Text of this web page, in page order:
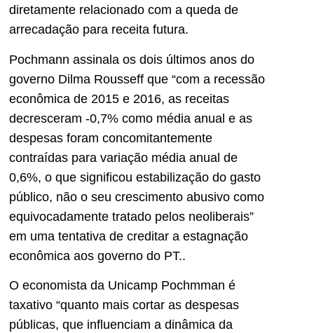
diretamente relacionado com a queda de
arrecadação para receita futura.
Pochmann assinala os dois últimos anos do
governo Dilma Rousseff que “com a recessão
econômica de 2015 e 2016, as receitas
decresceram -0,7% como média anual e as
despesas foram concomitantemente
contraídas para variação média anual de
0,6%, o que significou estabilização do gasto
público, não o seu crescimento abusivo como
equivocadamente tratado pelos neoliberais”
em uma tentativa de creditar a estagnação
econômica aos governo do PT..
O economista da Unicamp Pochmman é
taxativo “quanto mais cortar as despesas
públicas, que influenciam a dinâmica da